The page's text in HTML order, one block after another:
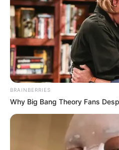
BRAINBERRIES
Why Big Bang Theory Fans